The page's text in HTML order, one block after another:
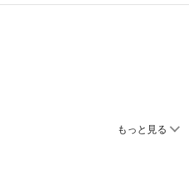
もっと見る